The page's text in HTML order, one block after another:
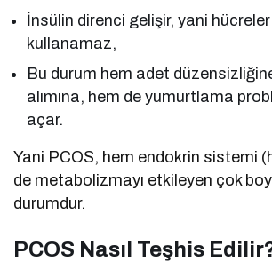
İnsülin direnci gelişir, yani
kullanamaz,
Bu durum hem adet
alımına, hem de yumurtlama
açar.
Yani PCOS, hem endokrin sistemi
de metabolizmayı etkileyen çok
durumdur.
PCOS Nasıl Teşhis